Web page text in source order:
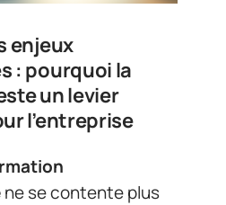
enjeux
: pourquoi la
un levier
l’entreprise
ne se contente plus